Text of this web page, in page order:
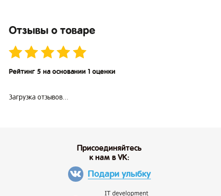
Отзывы о товаре
Рейтинг 5 на основании 1 оценки
Загрузка отзывов...
Присоединяйтесь
к нам в VK:
Подари улыбку